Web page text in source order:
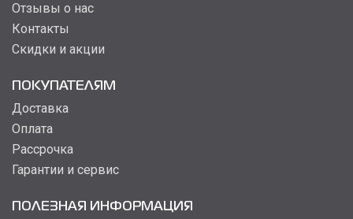
Отзывы о нас
Контакты
Скидки и акции
ПОКУПАТЕЛЯМ
Доставка
Оплата
Рассрочка
Гарантии и сервис
ПОЛЕЗНАЯ ИНФОРМАЦИЯ